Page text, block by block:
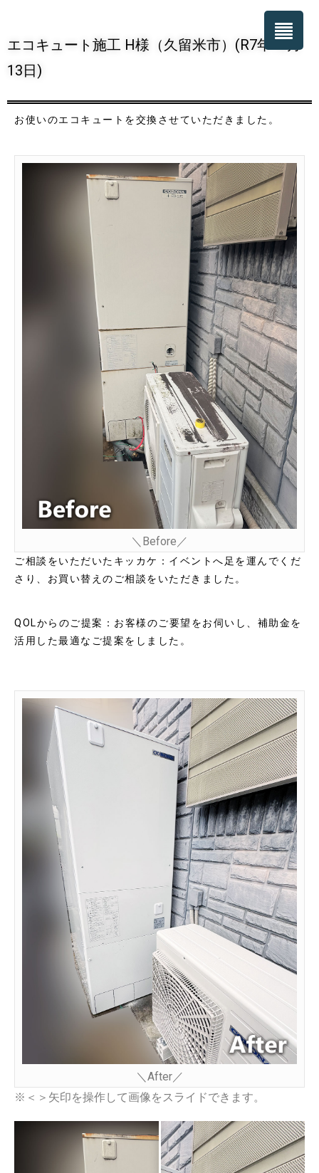
エコキュート施工 H様（久留米市）(R7年12月
13日)
お使いのエコキュートを交換させていただきました。
＼Before／
ご相談をいただいたキッカケ：イベントへ足を運んでくだ
さり、お買い替えのご相談をいただきました。
QOLからのご提案：お客様のご要望をお伺いし、補助金を
活用した最適なご提案をしました。
＼After／
※＜＞矢印を操作して画像をスライドできます。